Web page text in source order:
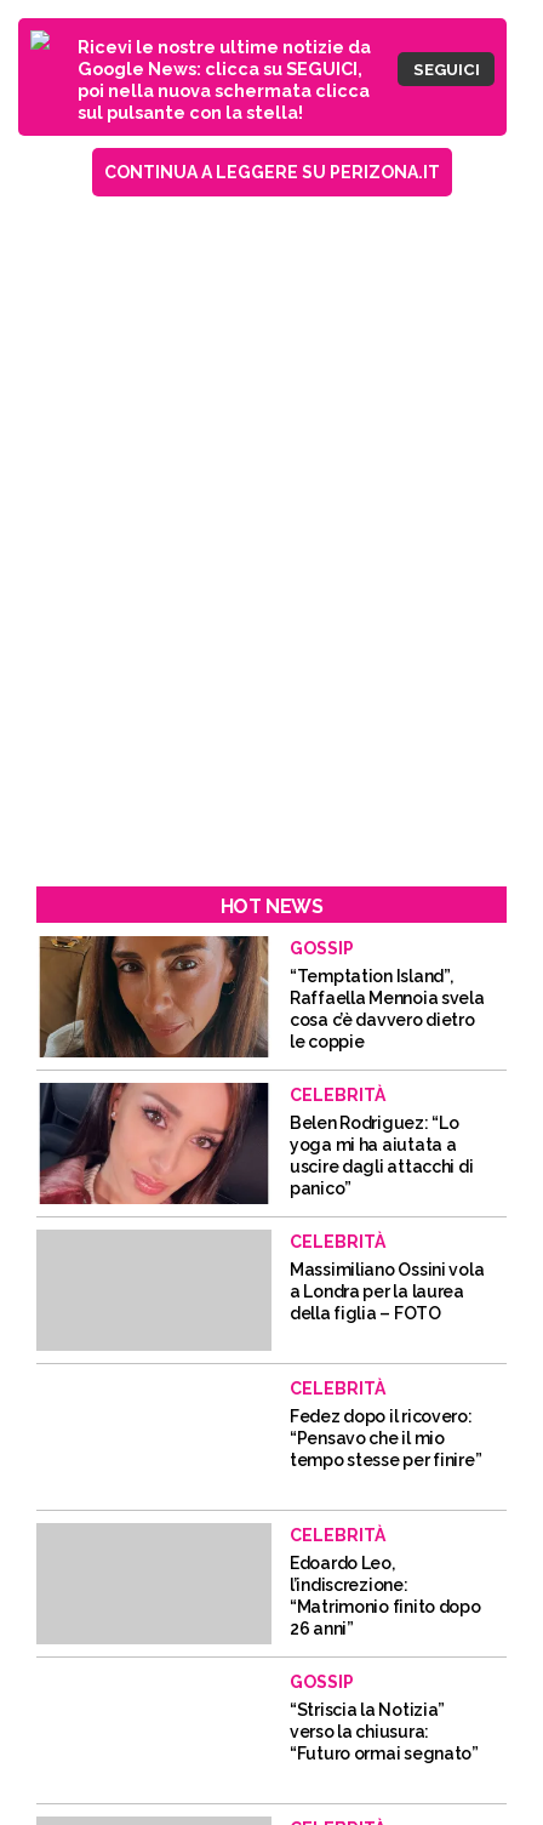
Ricevi le nostre ultime notizie da
Google News: clicca su SEGUICI,
poi nella nuova schermata clicca
sul pulsante con la stella!
SEGUICI
CONTINUA A LEGGERE SU PERIZONA.IT
HOT NEWS
GOSSIP
“Temptation Island”,
Raffaella Mennoia svela
cosa c’è davvero dietro
le coppie
CELEBRITÀ
Belen Rodriguez: “Lo
yoga mi ha aiutata a
uscire dagli attacchi di
panico”
CELEBRITÀ
Massimiliano Ossini vola
a Londra per la laurea
della figlia – FOTO
CELEBRITÀ
Fedez dopo il ricovero:
“Pensavo che il mio
tempo stesse per finire”
CELEBRITÀ
Edoardo Leo,
l’indiscrezione:
“Matrimonio finito dopo
26 anni”
GOSSIP
“Striscia la Notizia”
verso la chiusura:
“Futuro ormai segnato”